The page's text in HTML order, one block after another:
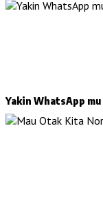
Yakin WhatsApp